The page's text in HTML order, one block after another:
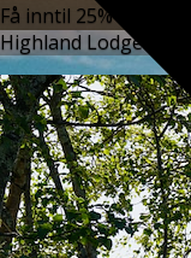
Få inntil 25% rabatt
Highland Lodge